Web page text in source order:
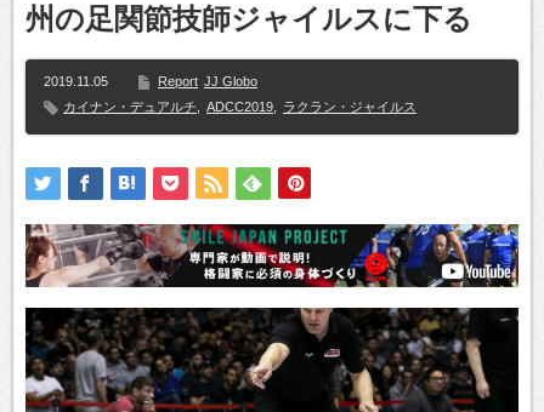
州の足関節技師ジャイルスに下る
2019.11.05 Report JJ Globo
カイナン・デュアルチ
ADCC2019 ラクラン・ジャイルス